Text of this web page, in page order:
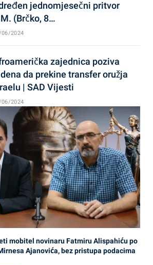
jednomjesečni pritvor
(Brčko, 8…
06/2024
zajednica poziva
da prekine transfer oružja
| SAD Vijesti
2024
mobitel novinaru Fatmiru Alispahiću po
Ajanovića, bez pristupa podacima